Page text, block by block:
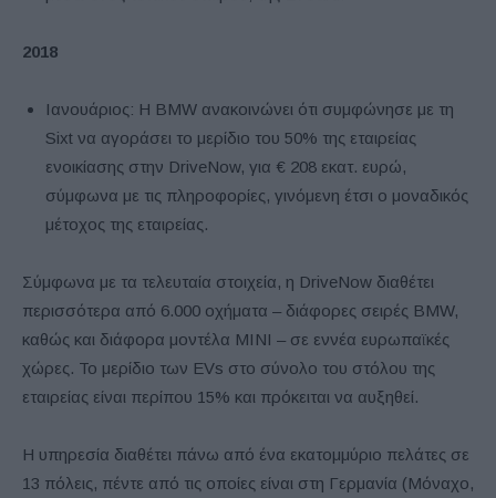
2018
Ιανουάριος: Η BMW ανακοινώνει ότι συμφώνησε με τη
Sixt να αγοράσει το μερίδιο του 50% της εταιρείας
ενοικίασης στην DriveNow, για € 208 εκατ. ευρώ,
σύμφωνα με τις πληροφορίες, γινόμενη έτσι ο μοναδικός
μέτοχος της εταιρείας.
Σύμφωνα με τα τελευταία στοιχεία, η DriveNow διαθέτει
περισσότερα από 6.000 οχήματα – διάφορες σειρές BMW,
καθώς και διάφορα μοντέλα MINI – σε εννέα ευρωπαϊκές
χώρες. Το μερίδιο των EVs στο σύνολο του στόλου της
εταιρείας είναι περίπου 15% και πρόκειται να αυξηθεί.
Η υπηρεσία διαθέτει πάνω από ένα εκατομμύριο πελάτες σε
13 πόλεις, πέντε από τις οποίες είναι στη Γερμανία (Μόναχο,